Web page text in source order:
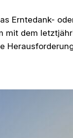
Erntedank-
dem